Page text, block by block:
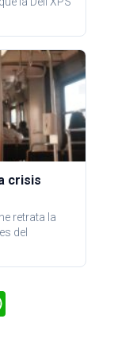
crisis
retrata la
del